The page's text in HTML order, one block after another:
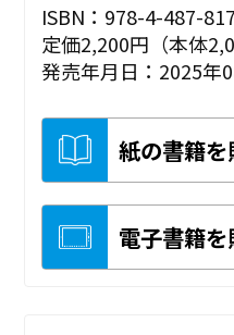
ISBN：978-4-487-
定価2,200円（本体
発売年月日：2025年
紙の書籍
電子書籍